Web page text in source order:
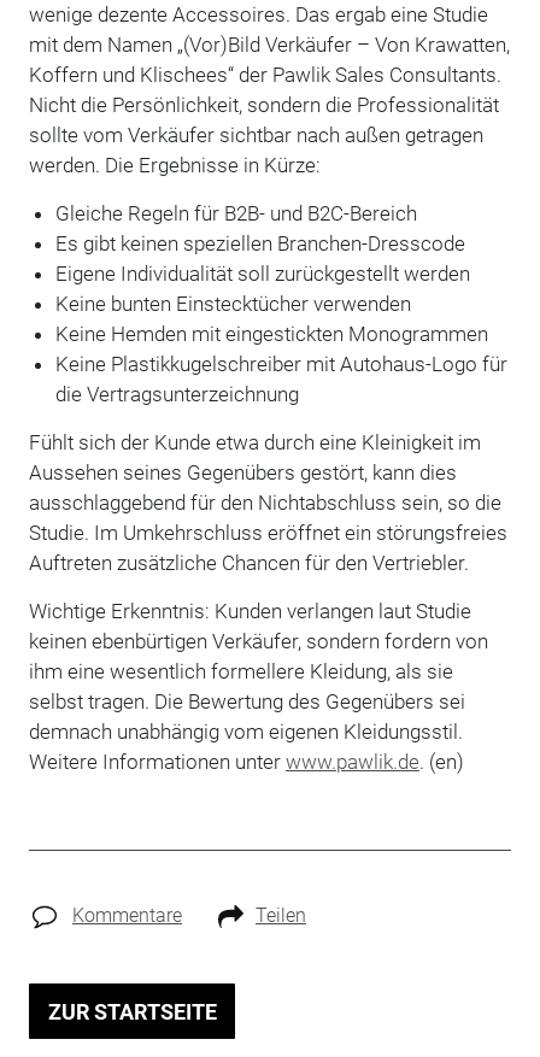
wenige dezente Accessoires. Das ergab eine Studie
mit dem Namen „(Vor)Bild Verkäufer – Von Krawatten,
Koffern und Klischees“ der Pawlik Sales Consultants.
Nicht die Persönlichkeit, sondern die Professionalität
sollte vom Verkäufer sichtbar nach außen getragen
werden. Die Ergebnisse in Kürze:
Gleiche Regeln für B2B- und B2C-Bereich
Es gibt keinen speziellen Branchen-Dresscode
Eigene Individualität soll zurückgestellt werden
Keine bunten Einstecktücher verwenden
Keine Hemden mit eingestickten Monogrammen
Keine Plastikkugelschreiber mit Autohaus-Logo für
die Vertragsunterzeichnung
Fühlt sich der Kunde etwa durch eine Kleinigkeit im
Aussehen seines Gegenübers gestört, kann dies
ausschlaggebend für den Nichtabschluss sein, so die
Studie. Im Umkehrschluss eröffnet ein störungsfreies
Auftreten zusätzliche Chancen für den Vertriebler.
Wichtige Erkenntnis: Kunden verlangen laut Studie
keinen ebenbürtigen Verkäufer, sondern fordern von
ihm eine wesentlich formellere Kleidung, als sie
selbst tragen. Die Bewertung des Gegenübers sei
demnach unabhängig vom eigenen Kleidungsstil.
Weitere Informationen unter www.pawlik.de. (en)
Kommentare Teilen
ZUR STARTSEITE